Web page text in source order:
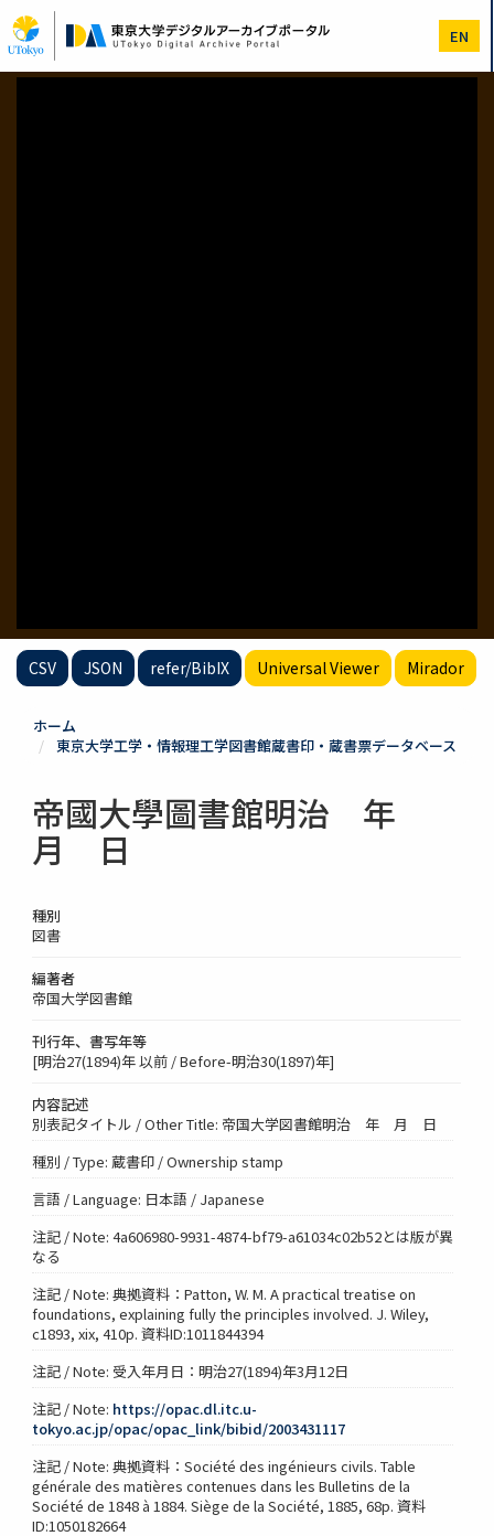
イ
ン
コ
EN
CSV JSON refer/BibIX Universal Viewer Mirador
ホーム
東京大学工学・情報理工学図書館蔵書印・蔵書票データベース
帝國大學圖書館明治 年
月 日
種別
図書
編著者
帝国大学図書館
刊行年、書写年等
[明治27(1894)年 以前 / Before-明治30(1897)年]
内容記述
別表記タイトル / Other Title: 帝国大学図書館明治 年 月 日
種別 / Type: 蔵書印 / Ownership stamp
言語 / Language: 日本語 / Japanese
注記 / Note: 4a606980-9931-4874-bf79-a61034c02b52とは版が異
なる
注記 / Note: 典拠資料：Patton, W. M. A practical treatise on
foundations, explaining fully the principles involved. J. Wiley,
c1893, xix, 410p. 資料ID:1011844394
注記 / Note: 受入年月日：明治27(1894)年3月12日
注記 / Note: https://opac.dl.itc.u-
tokyo.ac.jp/opac/opac_link/bibid/2003431117
注記 / Note: 典拠資料：Société des ingénieurs civils. Table
générale des matières contenues dans les Bulletins de la
Société de 1848 à 1884. Siège de la Société, 1885, 68p. 資料
ID:1050182664